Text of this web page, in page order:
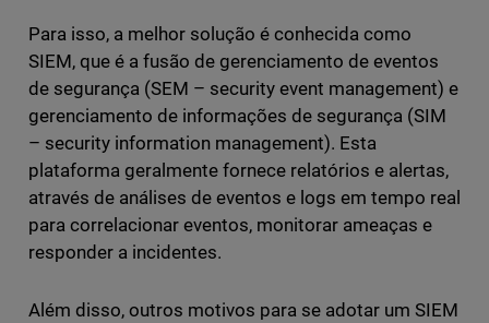
Para isso, a melhor solução é conhecida como
SIEM, que é a fusão de gerenciamento de eventos
de segurança (SEM – security event management) e
gerenciamento de informações de segurança (SIM
– security information management). Esta
plataforma geralmente fornece relatórios e alertas,
através de análises de eventos e logs em tempo real
para correlacionar eventos, monitorar ameaças e
responder a incidentes.
Além disso, outros motivos para se adotar um SIEM